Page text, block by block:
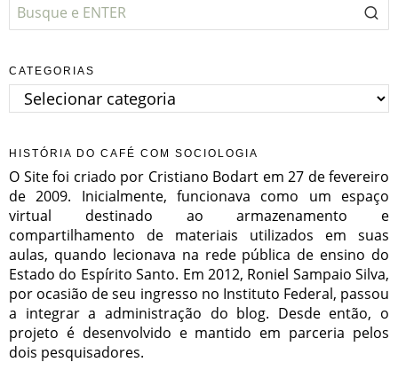
CATEGORIAS
Categorias
HISTÓRIA DO CAFÉ COM SOCIOLOGIA
O Site foi criado por Cristiano Bodart em 27 de fevereiro
de 2009. Inicialmente, funcionava como um espaço
virtual destinado ao armazenamento e
compartilhamento de materiais utilizados em suas
aulas, quando lecionava na rede pública de ensino do
Estado do Espírito Santo. Em 2012, Roniel Sampaio Silva,
por ocasião de seu ingresso no Instituto Federal, passou
a integrar a administração do blog. Desde então, o
projeto é desenvolvido e mantido em parceria pelos
dois pesquisadores.